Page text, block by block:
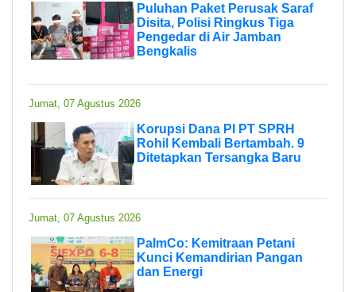
Puluhan Paket Perusak Saraf
Disita, Polisi Ringkus Tiga
Pengedar di Air Jamban
Bengkalis
Jumat, 07 Agustus 2026
Korupsi Dana PI PT SPRH
Rohil Kembali Bertambah. 9
Ditetapkan Tersangka Baru
Jumat, 07 Agustus 2026
PalmCo: Kemitraan Petani
Kunci Kemandirian Pangan
dan Energi